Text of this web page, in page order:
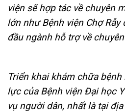
viện sẽ hợp tác về chuyên
lớn như Bệnh viện Chợ
đầu ngành hỗ trợ về chuyên
Triển khai khám chữa
lực của Bệnh viện Đại học
vụ người dân, nhất là tại